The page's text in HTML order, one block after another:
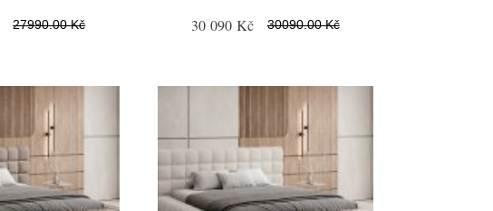
27990.00 Kč 30 090 Kč 30090.00 Kč